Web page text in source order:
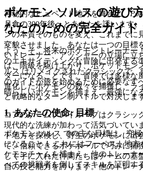
神秘的なヒュペスト地方を舞台に、
月食の300年後へとあなたを誘います
ンの本質そのものを変え、これまでに
変貌させました。あなたは一つの目標
いトレーナー、アッシャーの立場に立
は、階級を駆け上がり、ポケットモン
ターになることです。冒険では多様な
進化したポケモンの数々を捕獲し、ラ
と戦略的なターン制バトルで対決しま
コアのゲームプレイループはクラシッ
現代的な洗練が加わって活気づいてい
ト地方を探検し、野生のポケモンに出
て、信頼できるポケボールで巧みに捕
しく手に入れた仲間たちはチームの基
自の技と能力を誇ります。他のトレー
ポケモン ソルス の遊び
なたのための完全ガイド
ようこそ、将来のポケモントレーナー
のエキサイティングな冒険に出発する
ルス はリメイクされたクラシックで
のガイドが旅を始めるために必要なす
晴らしいポケモンを捕まえ、最強にな
1. あなたの使命: 目標
ポケモン ソルス での主な目標は、究
になること！ これにはフーペスト地
ケモンチームを捕まえ、他のトレーナ
べての挑戦者を倒してスキルを証明す